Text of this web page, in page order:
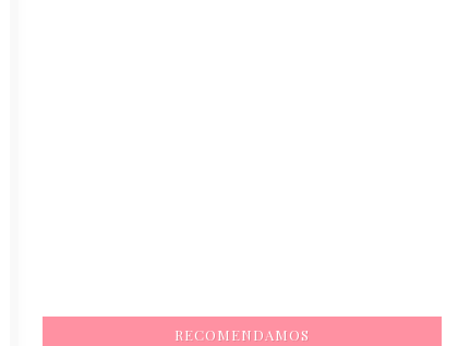
RECOMENDAMOS